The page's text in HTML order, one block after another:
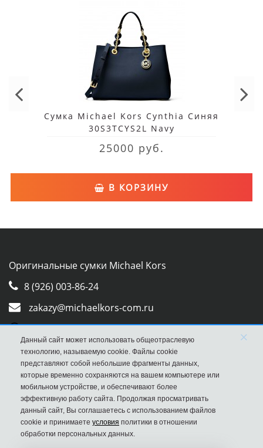
Сумка Michael Kors Cynthia Синяя
30S3TCYS2L Navy
25000 руб.
В КОРЗИНУ
Оригинальные сумки Michael Kors
8 (926) 003-86-24
zakazy@michaelkors-com.ru
Whatsapp
Viber
Данный сайт может использовать общеотраслевую
технологию, называемую cookie. Файлы cookie
представляют собой небольшие фрагменты данных,
которые временно сохраняются на вашем компьютере или
мобильном устройстве, и обеспечивают более
эффективную работу сайта. Продолжая просматривать
данный сайт, Вы соглашаетесь с использованием файлов
cookie и принимаете условия политики в отношении
обработки персональных данных.
×